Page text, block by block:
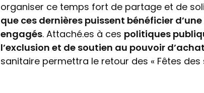
organiser ce temps fort de partage et de
que ces dernières puissent bénéficier
engagés. Attaché.es à ces politiques
l’exclusion et de soutien au pouvoir d’achat
sanitaire permettra le retour des « Fêtes